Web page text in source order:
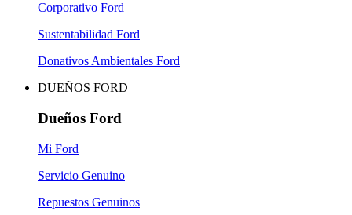
Corporativo Ford
Sustentabilidad Ford
Donativos Ambientales Ford
DUEÑOS FORD
Dueños Ford
Mi Ford
Servicio Genuino
Repuestos Genuinos